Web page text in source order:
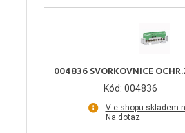
004836 SVORKOVNICE
Kód: 004836
V e-shopu skladem
Na dotaz